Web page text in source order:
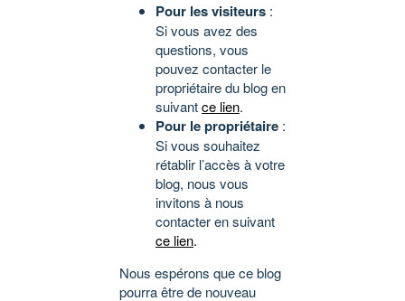
Pour les visiteurs :
Si vous avez des
questions, vous
pouvez contacter le
propriétaire du blog en
suivantce lien.
Pour le propriétaire :
Si vous souhaitez
rétablir l’accès à votre
blog, nous vous
invitons à nous
contacter en suivant
ce lien.
Nous espérons que ce blog
pourra être de nouveau